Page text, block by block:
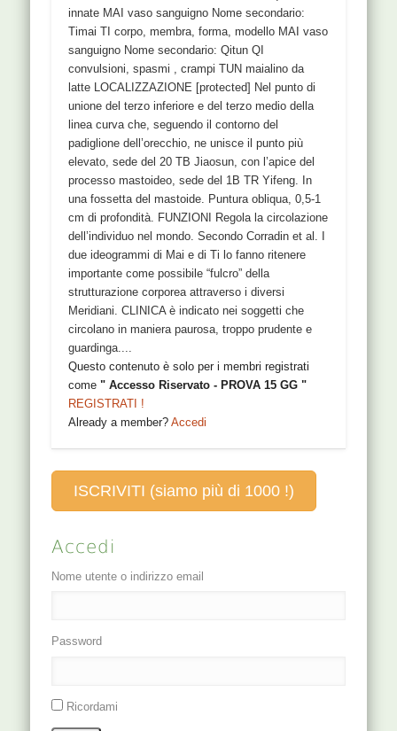
innate MAI vaso sanguigno Nome secondario:
Timai TI corpo, membra, forma, modello MAI vaso
sanguigno Nome secondario: Qitun QI
convulsioni, spasmi , crampi TUN maialino da
latte LOCALIZZAZIONE [protected] Nel punto di
unione del terzo inferiore e del terzo medio della
linea curva che, seguendo il contorno del
padiglione dell’orecchio, ne unisce il punto più
elevato, sede del 20 TB Jiaosun, con l’apice del
processo mastoideo, sede del 1B TR Yifeng. In
una fossetta del mastoide. Puntura obliqua, 0,5-1
cm di profondità. FUNZIONI Regola la circolazione
dell’individuo nel mondo. Secondo Corradin et al. I
due ideogrammi di Mai e di Ti lo fanno ritenere
importante come possibile “fulcro” della
strutturazione corporea attraverso i diversi
Meridiani. CLINICA è indicato nei soggetti che
circolano in maniera paurosa, troppo prudente e
guardinga....
Questo contenuto è solo per i membri registrati
come" Accesso Riservato - PROVA 15 GG "
REGISTRATI !
Already a member?Accedi
ISCRIVITI (siamo più di 1000 !)
Accedi
Nome utente o indirizzo email
Password
Ricordami